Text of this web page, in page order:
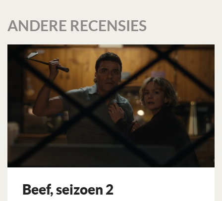
ANDERE RECENSIES
Beef, seizoen 2